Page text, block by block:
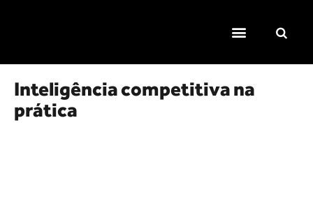
Inteligência competitiva na
prática